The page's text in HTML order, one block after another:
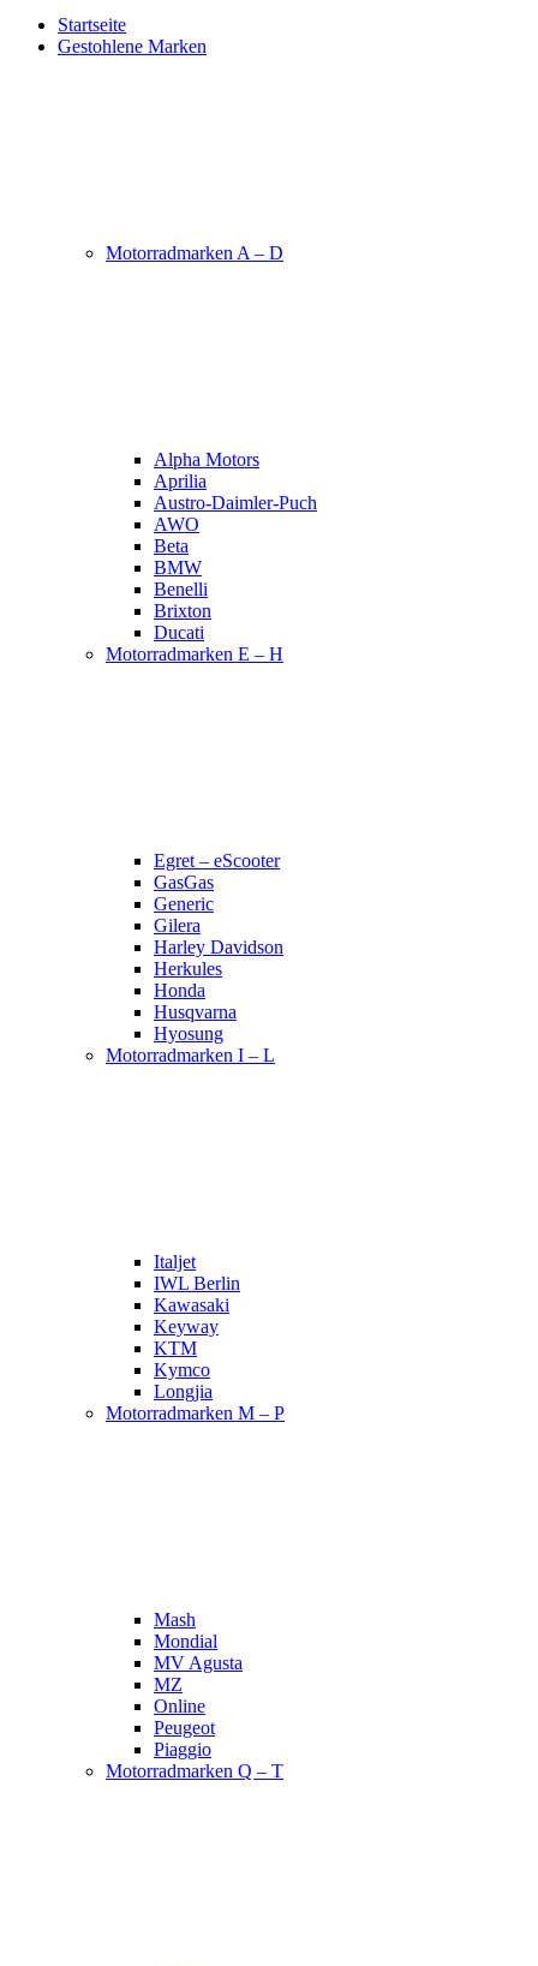
Startseite
Gestohlene Marken
Motorradmarken A – D
Alpha Motors
Aprilia
Austro-Daimler-Puch
AWO
Beta
BMW
Benelli
Brixton
Ducati
Motorradmarken E – H
Egret – eScooter
GasGas
Generic
Gilera
Harley Davidson
Herkules
Honda
Husqvarna
Hyosung
Motorradmarken I – L
Italjet
IWL Berlin
Kawasaki
Keyway
KTM
Kymco
Longjia
Motorradmarken M – P
Mash
Mondial
MV Agusta
MZ
Online
Peugeot
Piaggio
Motorradmarken Q – T